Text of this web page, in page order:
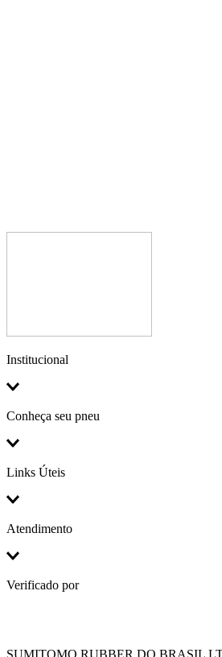
Institucional
Conheça seu pneu
Links Úteis
Atendimento
Verificado por
SUMITOMO RUBBER DO BRASIL